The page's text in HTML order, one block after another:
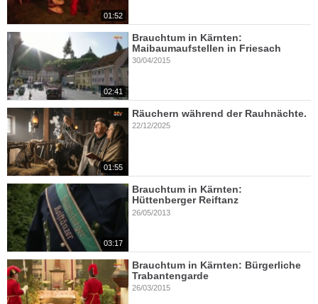
01:52
02:41
Brauchtum in Kärnten:
Maibaumaufstellen in Friesach
30/04/2015
01:55
Räuchern während der Rauhnächte.
22/12/2025
03:17
Brauchtum in Kärnten:
Hüttenberger Reiftanz
26/05/2013
Brauchtum in Kärnten: Bürgerliche
Trabantengarde
26/03/2015